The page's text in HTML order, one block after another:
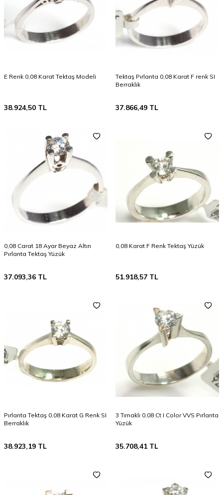
E Renk 0,08 Karat Tektaş Modeli
38.924,50 TL
Tektaş Pırlanta 0,08 Karat F renk SI
Berraklık
37.866,49 TL
0,08 Carat 18 Ayar Beyaz Altın
Pırlanta Tektaş Yüzük
37.093,36 TL
0,08 Karat F Renk Tektaş Yüzük
51.918,57 TL
Pırlanta Tektaş 0,08 Karat G Renk SI
Berraklık
38.923,19 TL
3 Tırnaklı 0,08 Ct I Color VVS Pırlanta
Yüzük
35.708,41 TL